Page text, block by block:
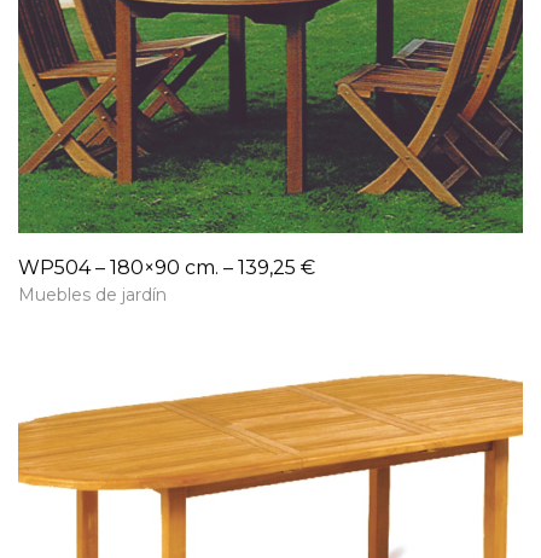
WP504 – 180×90 cm. – 139,25 €
Muebles de jardín